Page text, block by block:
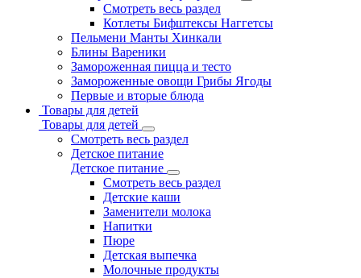
Смотреть весь раздел
Котлеты Бифштексы Наггетсы
Пельмени Манты Хинкали
Блины Вареники
Замороженная пицца и тесто
Замороженные овощи Грибы Ягоды
Первые и вторые блюда
Товары для детей
Товары для детей
Смотреть весь раздел
Детское питание
Детское питание
Смотреть весь раздел
Детские каши
Заменители молока
Напитки
Пюре
Детская выпечка
Молочные продукты